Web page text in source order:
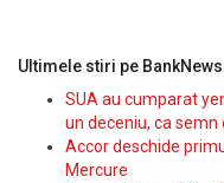
Ultimele stiri pe
SUA au cumparat
un deceniu, ca semn
Accor deschide
Mercure